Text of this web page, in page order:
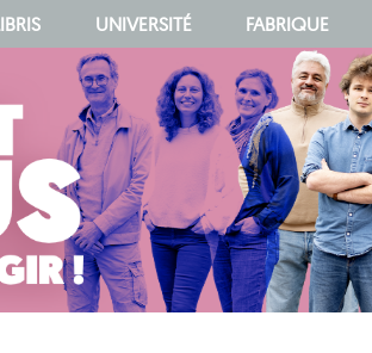
UNIVERSITÉ FABRIQUE